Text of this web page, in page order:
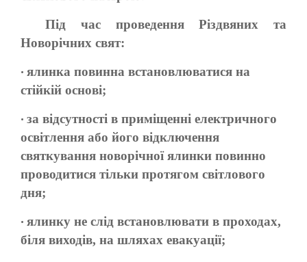
Під час проведення Різдвяних та
Новорічних свят:
• ялинка повинна встановлюватися на
стійкій основі;
• за відсутності в приміщенні електричного
освітлення або його відключення
святкування новорічної ялинки повинно
проводитися тільки протягом світлового
дня;
• ялинку не слід встановлювати в проходах,
біля виходів, на шляхах евакуації;